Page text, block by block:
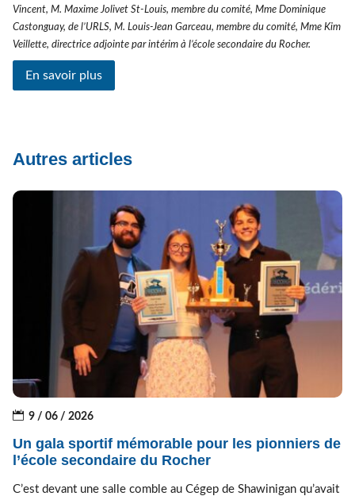
Vincent, M. Maxime Jolivet St-Louis, membre du comité, Mme Dominique
Castonguay, de l’URLS, M. Louis-Jean Garceau, membre du comité, Mme Kim
Veillette, directrice adjointe par intérim à l’école secondaire du Rocher.
En savoir plus
Autres articles
9 / 06 / 2026
Un gala sportif mémorable pour les pionniers de
l’école secondaire du Rocher
C’est devant une salle comble au Cégep de Shawinigan qu’avait